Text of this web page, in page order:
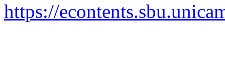
https://